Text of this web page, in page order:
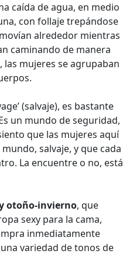
caída de agua, en medio
con follaje trepándose
alrededor mientras
caminando de manera
mujeres se agrupaban
(salvaje), es bastante
un mundo de seguridad,
que las mujeres aquí
salvaje, y que cada
La encuentre o no, está
otoño-invierno, que
sexy para la cama,
inmediatamente
variedad de tonos de